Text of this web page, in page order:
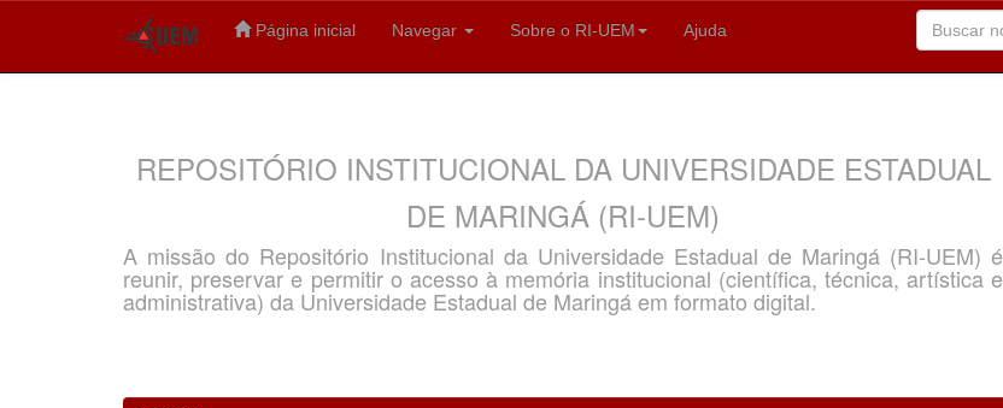
Página inicial Navegar Sobre o RI-UEM Ajuda
REPOSITÓRIO INSTITUCIONAL DA UNIVERSIDADE ESTADUAL
DE MARINGÁ (RI-UEM)
A missão do Repositório Institucional da Universidade Estadual de Maringá (RI-UEM) é
reunir, preservar e permitir o acesso à memória institucional (científica, técnica, artística e
administrativa) da Universidade Estadual de Maringá em formato digital.